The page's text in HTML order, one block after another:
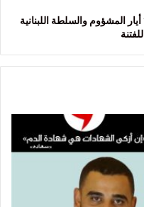
“القومي”: “اتفاق الاطار” نسخة عن 17 أيار المشؤوم والسلطة اللبنانية